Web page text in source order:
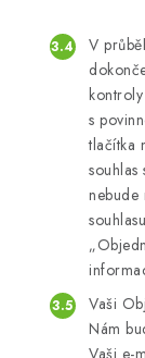
V
s
tlačítka
nebude
Vaši
Nám